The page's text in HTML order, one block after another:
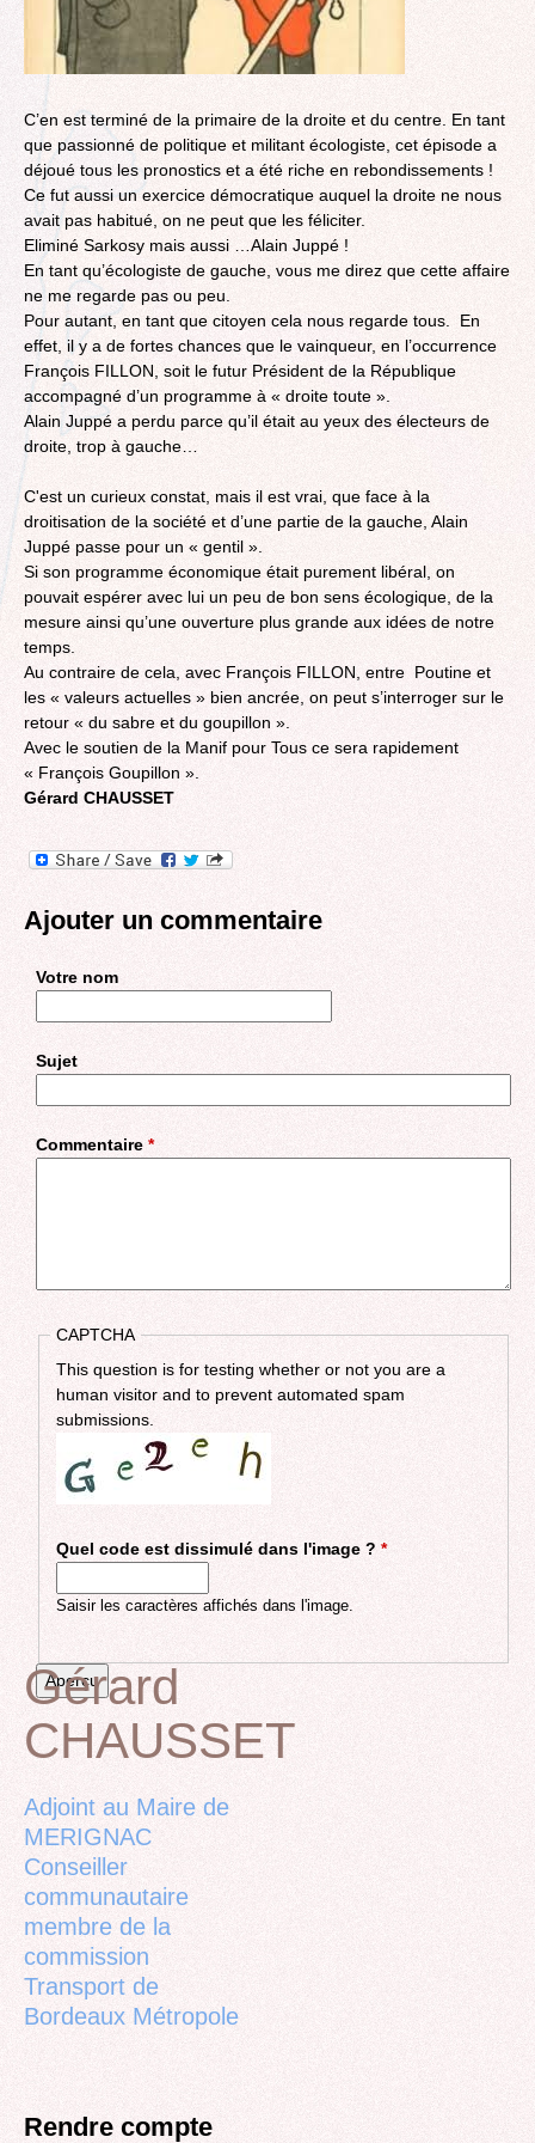
C’en est terminé de la primaire de la droite et du centre. En tant
que passionné de politique et militant écologiste, cet épisode a
déjoué tous les pronostics et a été riche en rebondissements !
Ce fut aussi un exercice démocratique auquel la droite ne nous
avait pas habitué, on ne peut que les féliciter.
Eliminé Sarkosy mais aussi …Alain Juppé !
En tant qu’écologiste de gauche, vous me direz que cette affaire
ne me regarde pas ou peu.
Pour autant, en tant que citoyen cela nous regarde tous. En
effet, il y a de fortes chances que le vainqueur, en l’occurrence
François FILLON, soit le futur Président de la République
accompagné d’un programme à « droite toute ».
Alain Juppé a perdu parce qu’il était au yeux des électeurs de
droite, trop à gauche…
C'est un curieux constat, mais il est vrai, que face à la
droitisation de la société et d’une partie de la gauche, Alain
Juppé passe pour un « gentil ».
Si son programme économique était purement libéral, on
pouvait espérer avec lui un peu de bon sens écologique, de la
mesure ainsi qu’une ouverture plus grande aux idées de notre
temps.
Au contraire de cela, avec François FILLON, entre Poutine et
les « valeurs actuelles » bien ancrée, on peut s’interroger sur le
retour « du sabre et du goupillon ».
Avec le soutien de la Manif pour Tous ce sera rapidement
« François Goupillon ».
Gérard CHAUSSET
Ajouter un commentaire
Votre nom
Sujet
Commentaire *
CAPTCHA
This question is for testing whether or not you are a
human visitor and to prevent automated spam
submissions.
Quel code est dissimulé dans l'image ? *
Saisir les caractères affichés dans l'image.
Back
to
Gérard
CHAUSSET
Adjoint au Maire de
MERIGNAC
Conseiller
communautaire
membre de la
commission
Transport de
Bordeaux Métropole
Rendre compte